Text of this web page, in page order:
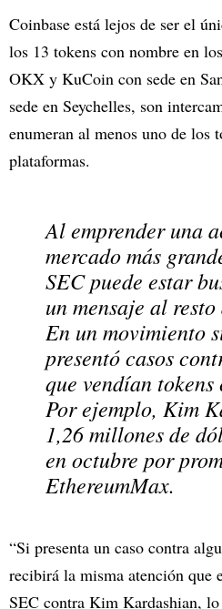
Coinbase está lejos de ser el
los 13 tokens con nombre en
OKX y KuCoin con sede en
sede en Seychelles, son
enumeran al menos uno de los
plataformas.
Al emprender una
mercado más
SEC puede estar
un mensaje al
En un movimiento
presentó casos
que vendían
Por ejemplo, Kim
1,26 millones de
en octubre por
EthereumMax.
“Si presenta un caso contra
recibirá la misma atención que
SEC contra Kim Kardashian,